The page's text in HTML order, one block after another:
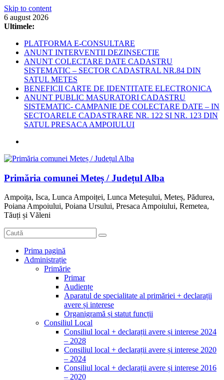
Skip to content
6 august 2026
Ultimele:
PLATFORMA E-CONSULTARE
ANUNT INTERVENTII DEZINSECTIE
ANUNT COLECTARE DATE CADASTRU
SISTEMATIC – SECTOR CADASTRAL NR.84 DIN
SATUL METES
BENEFICII CARTE DE IDENTITATE ELECTRONICA
ANUNT PUBLIC MASURATORI CADASTRU
SISTEMATIC- CAMPANIE DE COLECTARE DATE – IN
SECTOARELE CADASTRARE NR. 122 SI NR. 123 DIN
SATUL PRESACA AMPOIULUI
Primăria comunei Meteș / Județul Alba
Ampoița, Isca, Lunca Ampoiței, Lunca Meteșului, Meteș, Pădurea,
Poiana Ampoiului, Poiana Ursului, Presaca Ampoiului, Remetea,
Tăuți și Văleni
Prima pagină
Administrație
Primărie
Primar
Audiențe
Aparatul de specialitate al primăriei + declarații
avere și interese
Organigramă și statut funcții
Consiliul Local
Consiliul local + declarații avere și interese 2024
– 2028
Consiliul local + declarații avere și interese 2020
– 2024
Consiliul local + declarații avere și interese 2016
– 2020